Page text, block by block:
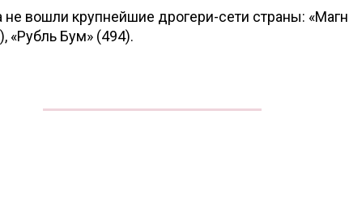
не вошли крупнейшие дрогери-сети страны:
«Рубль Бум» (494).